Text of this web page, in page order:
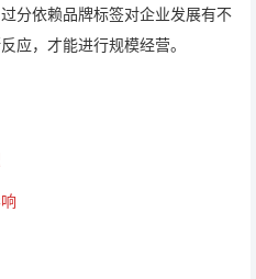
分依赖品牌标签对企业发展有不
应，才能进行规模经营。